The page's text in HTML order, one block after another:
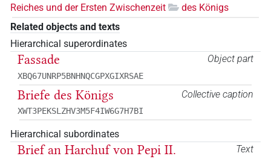
Reiches und der Ersten Zwischenzeit
des Königs
Related objects and texts
Hierarchical superordinates
Object part
Fassade
XBQ67UNRP5BNHNQCGPXGIXRSAE
Collective caption
Briefe des Königs
XWT3PEKSLZHV3M5F4IW6G7H7BI
Hierarchical subordinates
Text
Brief an Harchuf von Pepi II.